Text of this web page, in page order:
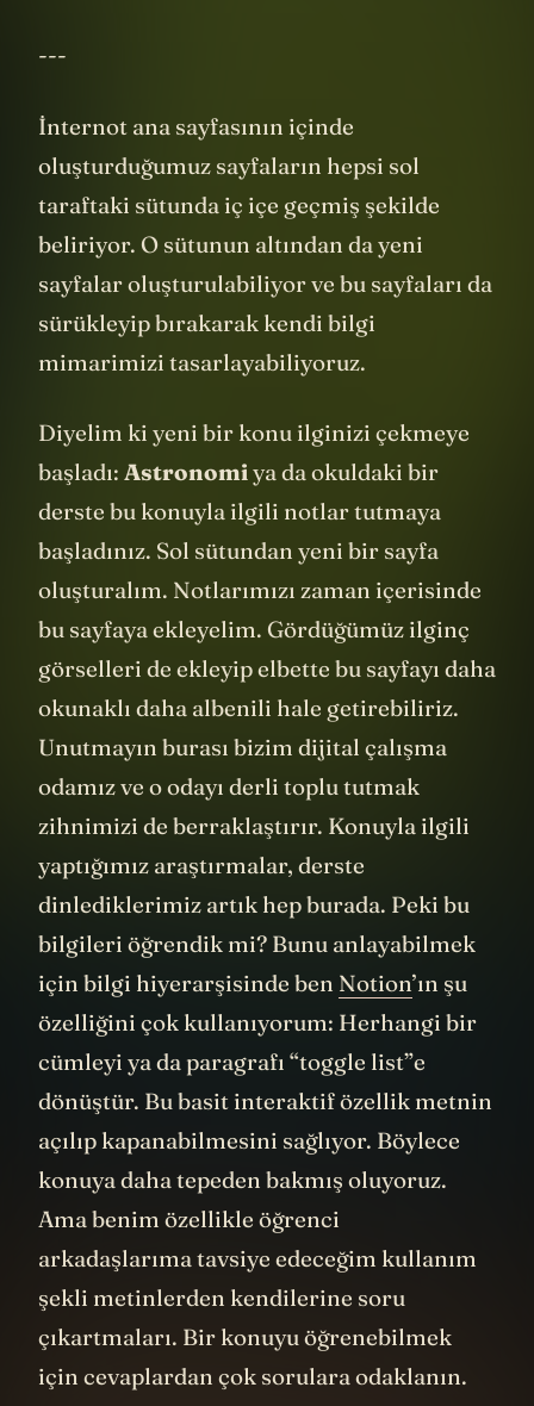
---
İnternot ana sayfasının içinde
oluşturduğumuz sayfaların hepsi sol
taraftaki sütunda iç içe geçmiş şekilde
beliriyor. O sütunun altından da yeni
sayfalar oluşturulabiliyor ve bu sayfaları da
sürükleyip bırakarak kendi bilgi
mimarimizi tasarlayabiliyoruz.
Diyelim ki yeni bir konu ilginizi çekmeye
başladı: Astronomiya da okuldaki bir
derste bu konuyla ilgili notlar tutmaya
başladınız. Sol sütundan yeni bir sayfa
oluşturalım. Notlarımızı zaman içerisinde
bu sayfaya ekleyelim. Gördüğümüz ilginç
görselleri de ekleyip elbette bu sayfayı daha
okunaklı daha albenili hale getirebiliriz.
Unutmayın burası bizim dijital çalışma
odamız ve o odayı derli toplu tutmak
zihnimizi de berraklaştırır. Konuyla ilgili
yaptığımız araştırmalar, derste
dinlediklerimiz artık hep burada. Peki bu
bilgileri öğrendik mi? Bunu anlayabilmek
için bilgi hiyerarşisinde ben Notion’ın şu
özelliğini çok kullanıyorum: Herhangi bir
cümleyi ya da paragrafı “toggle list”e
dönüştür. Bu basit interaktif özellik metnin
açılıp kapanabilmesini sağlıyor. Böylece
konuya daha tepeden bakmış oluyoruz.
Ama benim özellikle öğrenci
arkadaşlarıma tavsiye edeceğim kullanım
şekli metinlerden kendilerine soru
çıkartmaları. Bir konuyu öğrenebilmek
için cevaplardan çok sorulara odaklanın.